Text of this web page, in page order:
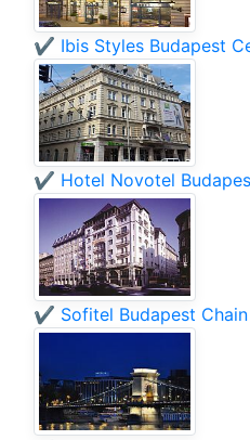
✔️ Ibis Styles Budapest
✔️ Hotel Novotel
✔️ Sofitel Budapest